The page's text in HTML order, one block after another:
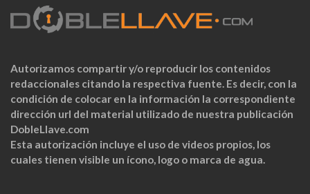
Autorizamos compartir y/o reproducir los contenidos
redaccionales citando la respectiva fuente. Es decir, con la
condición de colocar en la información la correspondiente
dirección url del material utilizado de nuestra publicación
DobleLlave.com
Esta autorización incluye el uso de videos propios, los
cuales tienen visible un ícono, logo o marca de agua.